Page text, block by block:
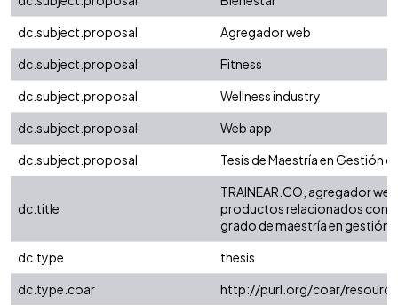
dc.subject.proposal
Agregador web
dc.subject.proposal
Fitness
dc.subject.proposal
Wellness industry
dc.subject.proposal
Web app
dc.subject.proposal
Tesis de Maestría en Gestión
dc.title
TRAINEAR.CO, agregador
productos relacionados con
grado de maestría en gestión
dc.type
thesis
dc.type.coar
http://purl.org/coar/